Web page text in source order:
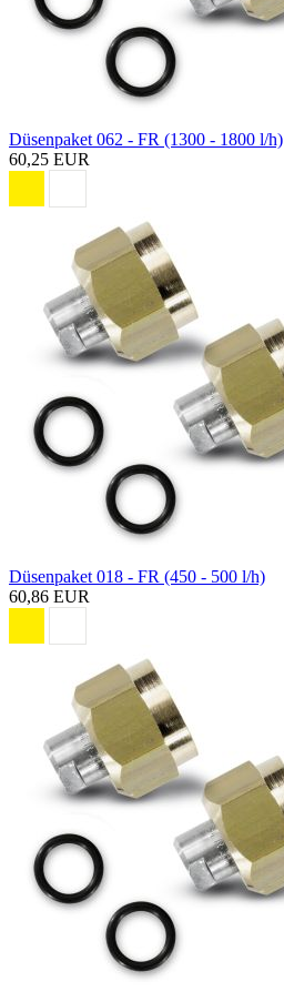
Düsenpaket 062 - FR (1300 - 1800 l/h)
60,25 EUR
Düsenpaket 018 - FR (450 - 500 l/h)
60,86 EUR